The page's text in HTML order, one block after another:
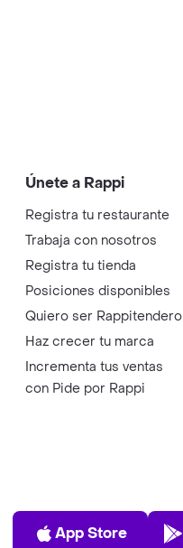
Únete a Rappi
Registra tu restaurante
Trabaja con nosotros
Registra tu tienda
Posiciones disponibles
Quiero ser Rappitendero
Haz crecer tu marca
Incrementa tus ventas
con Pide por Rappi
App Store
App Store